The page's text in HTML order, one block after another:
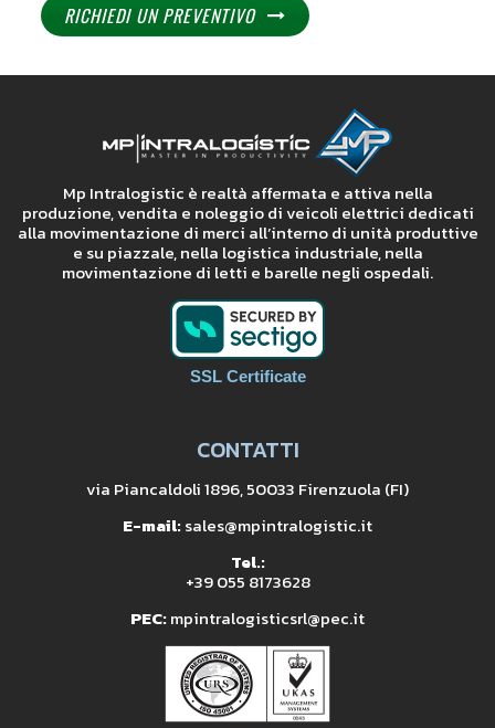
RICHIEDI UN PREVENTIVO
Mp Intralogistic è realtà affermata e attiva nella
produzione, vendita e noleggio di veicoli elettrici dedicati
alla movimentazione di merci all’interno di unità produttive
e su piazzale, nella logistica industriale, nella
movimentazione di letti e barelle negli ospedali.
SSL Certificate
CONTATTI
via Piancaldoli 1896, 50033 Firenzuola (FI)
E-mail:sales@mpintralogistic.it
Tel.:
+39 055 8173628
PEC:mpintralogisticsrl@pec.it